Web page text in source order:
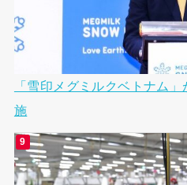
「雪印メグミルクベトナム
施